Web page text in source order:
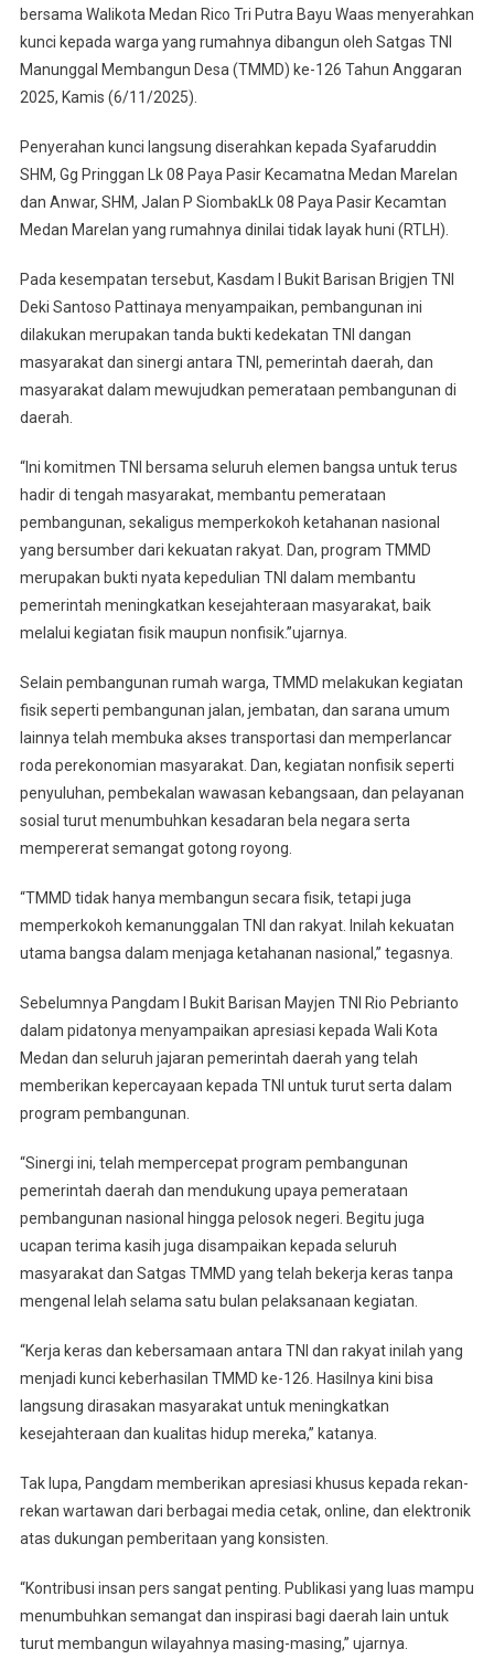
Walikota
Medan
Serahkan
Kepada
Warga
Marelan
bersama Walikota Medan Rico Tri Putra Bayu Waas menyerahkan
kunci kepada warga yang rumahnya dibangun oleh Satgas TNI
Manunggal Membangun Desa (TMMD) ke-126 Tahun Anggaran
2025, Kamis (6/11/2025).
Penyerahan kunci langsung diserahkan kepada Syafaruddin
SHM, Gg Pringgan Lk 08 Paya Pasir Kecamatna Medan Marelan
dan Anwar, SHM, Jalan P SiombakLk 08 Paya Pasir Kecamtan
Medan Marelan yang rumahnya dinilai tidak layak huni (RTLH).
Pada kesempatan tersebut, Kasdam I Bukit Barisan Brigjen TNI
Deki Santoso Pattinaya menyampaikan, pembangunan ini
dilakukan merupakan tanda bukti kedekatan TNI dangan
masyarakat dan sinergi antara TNI, pemerintah daerah, dan
masyarakat dalam mewujudkan pemerataan pembangunan di
daerah.
“Ini komitmen TNI bersama seluruh elemen bangsa untuk terus
hadir di tengah masyarakat, membantu pemerataan
pembangunan, sekaligus memperkokoh ketahanan nasional
yang bersumber dari kekuatan rakyat. Dan, program TMMD
merupakan bukti nyata kepedulian TNI dalam membantu
pemerintah meningkatkan kesejahteraan masyarakat, baik
melalui kegiatan fisik maupun nonfisik.”ujarnya.
Selain pembangunan rumah warga, TMMD melakukan kegiatan
fisik seperti pembangunan jalan, jembatan, dan sarana umum
lainnya telah membuka akses transportasi dan memperlancar
roda perekonomian masyarakat. Dan, kegiatan nonfisik seperti
penyuluhan, pembekalan wawasan kebangsaan, dan pelayanan
sosial turut menumbuhkan kesadaran bela negara serta
mempererat semangat gotong royong.
“TMMD tidak hanya membangun secara fisik, tetapi juga
memperkokoh kemanunggalan TNI dan rakyat. Inilah kekuatan
utama bangsa dalam menjaga ketahanan nasional,” tegasnya.
Sebelumnya Pangdam I Bukit Barisan Mayjen TNI Rio Pebrianto
dalam pidatonya menyampaikan apresiasi kepada Wali Kota
Medan dan seluruh jajaran pemerintah daerah yang telah
memberikan kepercayaan kepada TNI untuk turut serta dalam
program pembangunan.
“Sinergi ini, telah mempercepat program pembangunan
pemerintah daerah dan mendukung upaya pemerataan
pembangunan nasional hingga pelosok negeri. Begitu juga
ucapan terima kasih juga disampaikan kepada seluruh
masyarakat dan Satgas TMMD yang telah bekerja keras tanpa
mengenal lelah selama satu bulan pelaksanaan kegiatan.
“Kerja keras dan kebersamaan antara TNI dan rakyat inilah yang
menjadi kunci keberhasilan TMMD ke-126. Hasilnya kini bisa
langsung dirasakan masyarakat untuk meningkatkan
kesejahteraan dan kualitas hidup mereka,” katanya.
Tak lupa, Pangdam memberikan apresiasi khusus kepada rekan-
rekan wartawan dari berbagai media cetak, online, dan elektronik
atas dukungan pemberitaan yang konsisten.
“Kontribusi insan pers sangat penting. Publikasi yang luas mampu
menumbuhkan semangat dan inspirasi bagi daerah lain untuk
turut membangun wilayahnya masing-masing,” ujarnya.